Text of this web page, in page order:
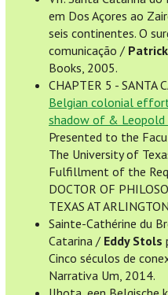
em Dos Açores ao
seis continentes. O
comunicação /
Books, 2005.
CHAPTER 5 - SANTA
Belgian colonial
shadow of & Leopold
Presented to the
The University of
Fulfillment of the
DOCTOR OF
TEXAS AT
Sainte-Cathérine du
Catarina / Eddy Stols
Cinco séculos de
Narrativa Um, 2014.